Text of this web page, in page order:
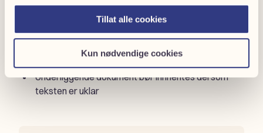
Tillat alle cookies
Kun nødvendige cookies
Lagmannsretten har slått fast at:
Opplysninger må gis før bud inngis
Underliggende dokument bør innhentes dersom
teksten er uklar